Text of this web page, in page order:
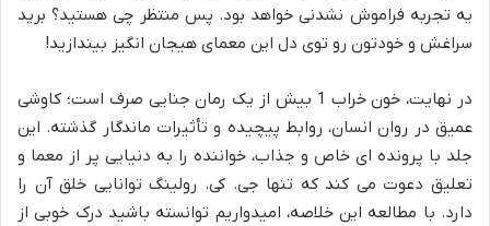
یه تجربه فراموش نشدنی خواهد بود. پس منتظر چی هستید؟ برید
سراغش و خودتون رو توی دل این معمای هیجان انگیز بیندازید!
در نهایت، خون خراب 1 بیش از یک رمان جنایی صرف است؛ کاوشی
عمیق در روان انسان، روابط پیچیده و تأثیرات ماندگار گذشته. این
جلد با پرونده ای خاص و جذاب، خواننده را به دنیایی پر از معما و
تعلیق دعوت می کند که تنها جی. کی. رولینگ توانایی خلق آن را
دارد. با مطالعه این خلاصه، امیدواریم توانسته باشید درک خوبی از